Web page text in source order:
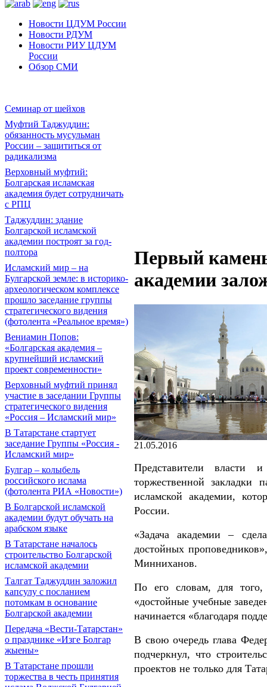
Новости ЦДУМ России
Новости РДУМ
Новости РИУ ЦДУМ
России
Обзор СМИ
Семинар от шейхов
Муфтий Таджуддин:
обязанность мусульман
России – защититься от
радикализма
Верховный муфтий:
Болгарская исламская
академия будет сотрудничать
с РПЦ
Таджуддин: здание
Болгарской исламской
академии построят за год-
полтора
Исламский мир – на
Булгарской земле: в историко-
археологическом комплексе
прошло заседание группы
стратегического видения
(фотолента «Реальное время»)
Вениамин Попов:
«Болгарская академия –
крупнейший исламский
проект современности»
Верховный муфтий принял
участие в заседании Группы
стратегического видения
«Россия – Исламский мир»
В Татарстане стартует
заседание Группы «Россия -
Исламский мир»
Булгар – колыбель
российского ислама
(фотолента РИА «Новости»)
В Болгарской исламской
академии будут обучать на
арабском языке
В Татарстане началось
строительство Болгарской
исламской академии
Талгат Таджуддин заложил
капсулу с посланием
потомкам в основание
Болгарской академии
Передача «Вести-Татарстан»
о празднике «Изге Болгар
жыены»
В Татарстане прошли
торжества в честь принятия
Первый
академии
21.05.2016
Представители власти
торжественной закладки
исламской академии,
России.
«Задача академии –
достойных
Минниханов.
По его словам, для того,
«достойные учебные
начинается «благодаря
В свою очередь глава
подчеркнул, что
проектов не только для